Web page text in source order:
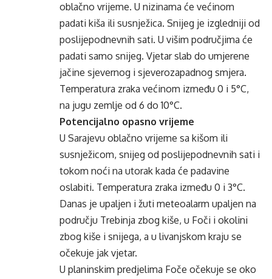
oblačno vrijeme. U nizinama će većinom
padati kiša ili susnježica. Snijeg je izgledniji od
poslijepodnevnih sati. U višim područjima će
padati samo snijeg. Vjetar slab do umjerene
jačine sjevernog i sjeverozapadnog smjera.
Temperatura zraka većinom između 0 i 5°C,
na jugu zemlje od 6 do 10°C.
Potencijalno opasno vrijeme
U Sarajevu oblačno vrijeme sa kišom ili
susnježicom, snijeg od poslijepodnevnih sati i
tokom noći na utorak kada će padavine
oslabiti. Temperatura zraka između 0 i 3°C.
Danas je upaljen i žuti meteoalarm upaljen na
području Trebinja zbog kiše, u Foči i okolini
zbog kiše i snijega, a u livanjskom kraju se
očekuje jak vjetar.
U planinskim predjelima Foče očekuje se oko